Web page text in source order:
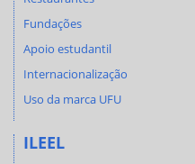
Fundações
Apoio estudantil
Internacionalização
Uso da marca UFU
ILEEL